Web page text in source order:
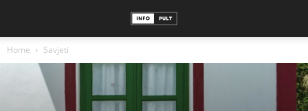
Home Savjeti